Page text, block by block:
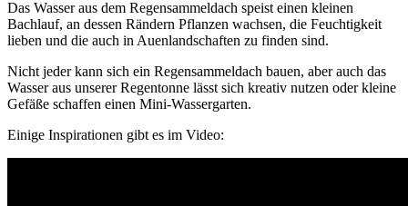
Das Wasser aus dem Regensammeldach speist einen kleinen
Bachlauf, an dessen Rändern Pflanzen wachsen, die Feuchtigkeit
lieben und die auch in Auenlandschaften zu finden sind.
Nicht jeder kann sich ein Regensammeldach bauen, aber auch das
Wasser aus unserer Regentonne lässt sich kreativ nutzen oder kleine
Gefäße schaffen einen Mini-Wassergarten.
Einige Inspirationen gibt es im Video: